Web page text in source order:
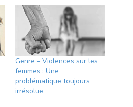
Genre – Violences sur les
femmes : Une
problématique toujours
irrésolue